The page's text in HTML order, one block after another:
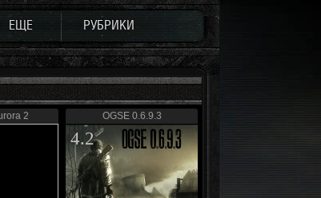
ЕЩЕ РУБРИКИ
2 OGSE 0.6.9.3
4.2